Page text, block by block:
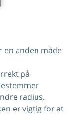
en anden måde
på
radius.
er vigtig for at